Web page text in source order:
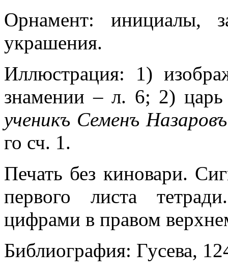
Орнамент: инициалы,
украшения.
Иллюстрация: 1)
знамении – л. 6; 2)
ученикъ Семенъ
го сч. 1.
Печать без киновари.
первого листа
цифрами в правом
Библиография: Гусева,